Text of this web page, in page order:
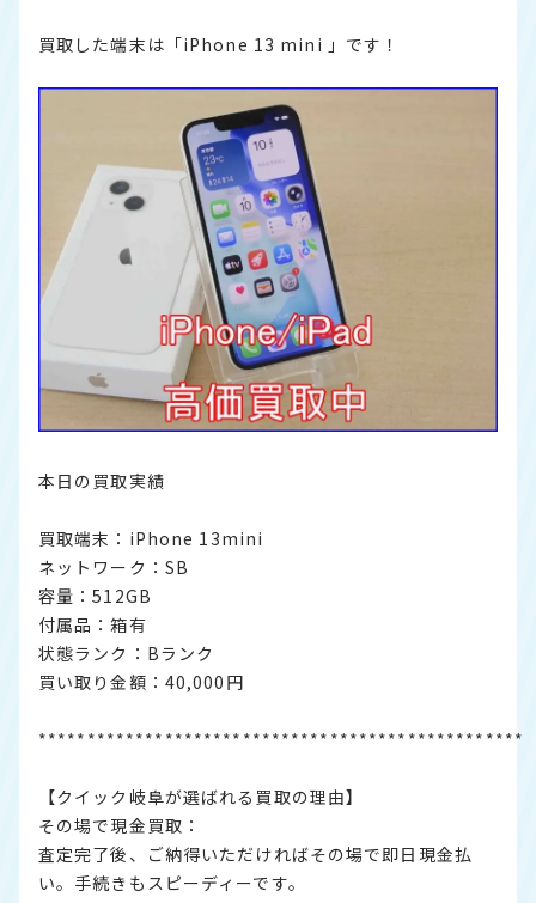
買取した端末は「iPhone 13 mini 」です！
本日の買取実績
買取端末：iPhone 13mini
ネットワーク：SB
容量：512GB
付属品：箱有
状態ランク：Bランク
買い取り金額：40,000円
**************************************************
【クイック岐阜が選ばれる買取の理由】
その場で現金買取：
査定完了後、ご納得いただければその場で即日現金払
い。手続きもスピーディーです。